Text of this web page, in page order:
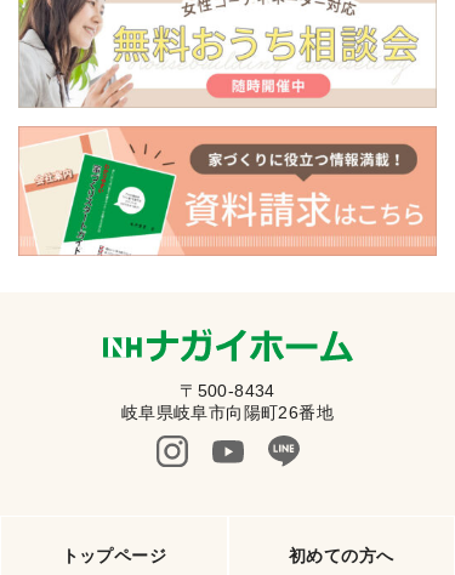
〒500-8434
岐阜県岐阜市向陽町26番地
トップページ 初めての方へ